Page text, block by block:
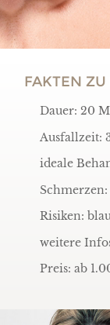
FAKTEN
Dauer: 20
Ausfallzeit:
ideale
Risiken:
weitere
Preis: ab